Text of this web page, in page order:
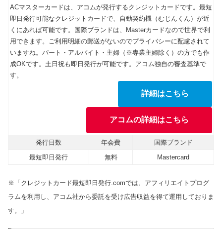
ACマスターカードは、アコムが発行するクレジットカードです。最短
即日発行可能なクレジットカードで、自動契約機（むじんくん）が近
くにあれば可能です。国際ブランドは、Masterカードなので世界で利
用できます。ご利用明細の郵送がないのでプライバシーに配慮されて
いますね。パート・アルバイト・主婦（※専業主婦除く）の方でも作
成OKです。土日祝も即日発行が可能です。アコム独自の審査基準で
す。
詳細はこちら
アコムの詳細はこちら
発行日数 年会費
国際ブランド
最短即日発行
無料 Mastercard
※「クレジットカード最短即日発行.comでは、アフィリエイトプログ
ラムを利用し、アコム社から委託を受け広告収益を得て運用しておりま
す。」